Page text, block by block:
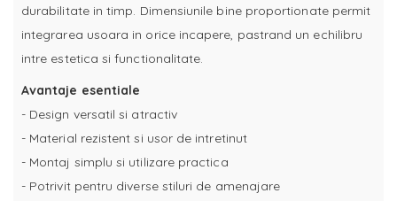
durabilitate in timp. Dimensiunile bine proportionate permit
integrarea usoara in orice incapere, pastrand un echilibru
intre estetica si functionalitate.
Avantaje esentiale
- Design versatil si atractiv
- Material rezistent si usor de intretinut
- Montaj simplu si utilizare practica
- Potrivit pentru diverse stiluri de amenajare